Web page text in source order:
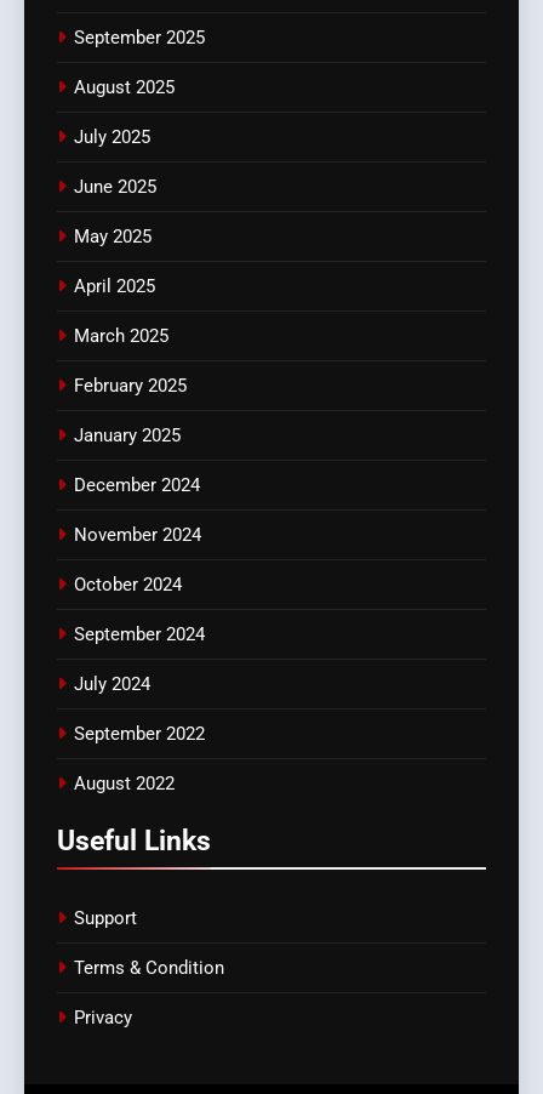
September 2025
August 2025
July 2025
June 2025
May 2025
April 2025
March 2025
February 2025
January 2025
December 2024
November 2024
October 2024
September 2024
July 2024
September 2022
August 2022
Useful Links
Support
Terms & Condition
Privacy